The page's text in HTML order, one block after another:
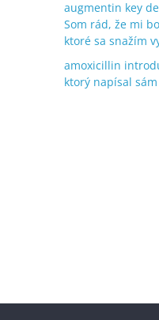
augmentin key
Som rád, že mi
ktoré sa snažím
amoxicillin
ktorý napísal